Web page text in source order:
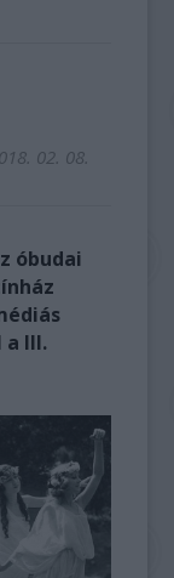
02. 08.
óbudai
III.